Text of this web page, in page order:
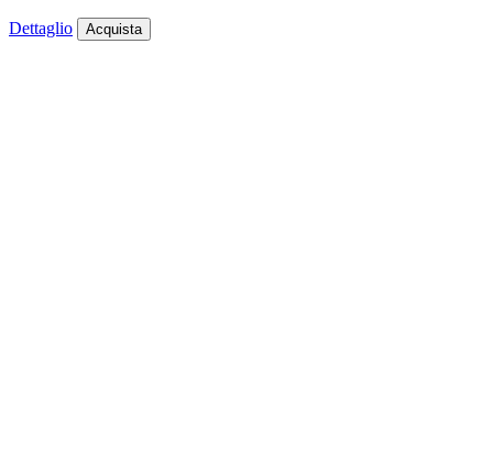
Dettaglio Acquista